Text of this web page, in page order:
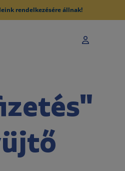
rendelkezésére állnak!